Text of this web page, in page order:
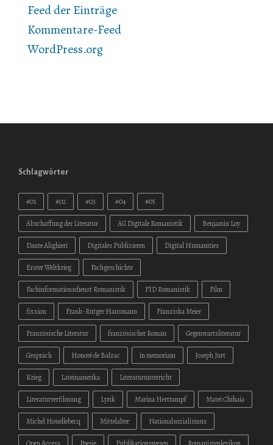
Feed der Einträge
Kommentare-Feed
WordPress.org
Schlagwörter
#01 #02 #03 #04 #05
Abschaffung der Literatur AG Digitale Romanistik Benjamin Loy
Dante Alighieri Digitales Publizieren Digital Humanities
Erster Weltkrieg Fachgeschichte
Fachinformationsdienst Romanistik FID Romanistik Film
fixxion Frank-Rutger Hausmann Franziska Meier
Französische Literatur französischer Roman Gegenwartsliteratur
Gespräch Honoré de Balzac in memoriam Joseph Jurt
Krieg Lateinamerika Literaturunterricht
Literaturverfilmung Lyrik Marina Hertrampf Matei Chihaia
Michel Houellebecq Mittelalter Nationalsozialismus